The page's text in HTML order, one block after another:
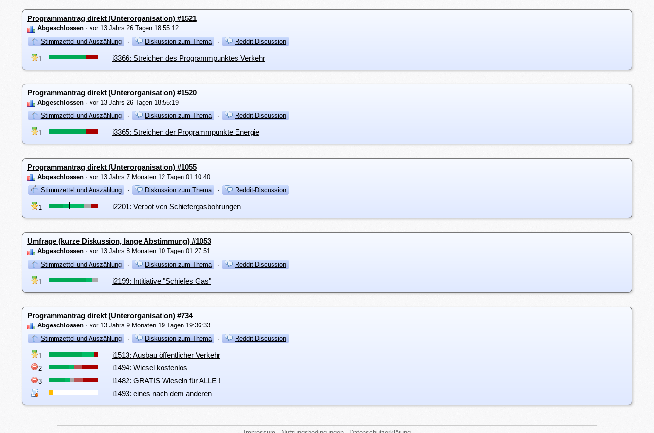
Programmantrag direkt (Unterorganisation) #1521
Abgeschlossen· vor 13 Jahrs 26 Tagen 18:55:12
Stimmzettel und Auszählung
· Diskussion zum Thema · Reddit-Discussion
1 i3366: Streichen des Programmpunktes Verkehr
Programmantrag direkt (Unterorganisation) #1520
Abgeschlossen· vor 13 Jahrs 26 Tagen 18:55:19
Stimmzettel und Auszählung
· Diskussion zum Thema · Reddit-Discussion
1 i3365: Streichen der Programmpunkte Energie
Programmantrag direkt (Unterorganisation) #1055
Abgeschlossen· vor 13 Jahrs 7 Monaten 12 Tagen 01:10:40
Stimmzettel und Auszählung
· Diskussion zum Thema · Reddit-Discussion
1 i2201: Verbot von Schiefergasbohrungen
Umfrage (kurze Diskussion, lange Abstimmung) #1053
Abgeschlossen· vor 13 Jahrs 8 Monaten 10 Tagen 01:27:51
Stimmzettel und Auszählung
· Diskussion zum Thema · Reddit-Discussion
1 i2199: Intitiative "Schiefes Gas"
Programmantrag direkt (Unterorganisation) #734
Abgeschlossen· vor 13 Jahrs 9 Monaten 19 Tagen 19:36:33
Stimmzettel und Auszählung
· Diskussion zum Thema · Reddit-Discussion
1 i1513: Ausbau öffentlicher Verkehr
2 i1494: Wiesel kostenlos
3
i1482: GRATIS Wieseln für ALLE !
i1493: eines nach dem anderen